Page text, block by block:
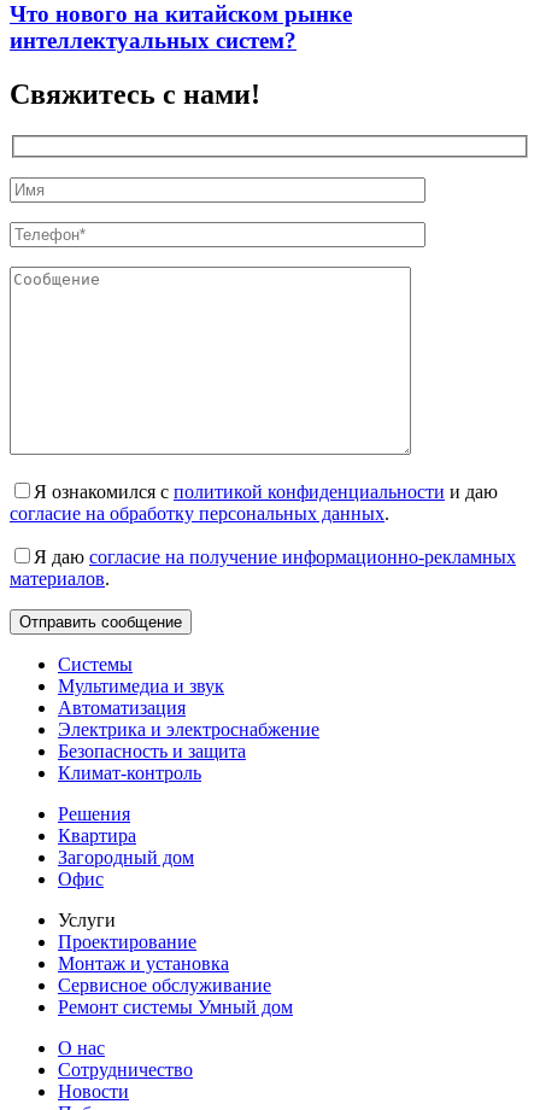
Что нового на китайском рынке
интеллектуальных систем?
Свяжитесь с нами!
Я ознакомился с политикой конфиденциальности и даю
согласие на обработку персональных данных.
Я даю согласие на получение информационно-рекламных
материалов.
Системы
Мультимедиа и звук
Автоматизация
Электрика и электроснабжение
Безопасность и защита
Климат-контроль
Решения
Квартира
Загородный дом
Офис
Услуги
Проектирование
Монтаж и установка
Сервисное обслуживание
Ремонт системы Умный дом
О нас
Сотрудничество
Новости